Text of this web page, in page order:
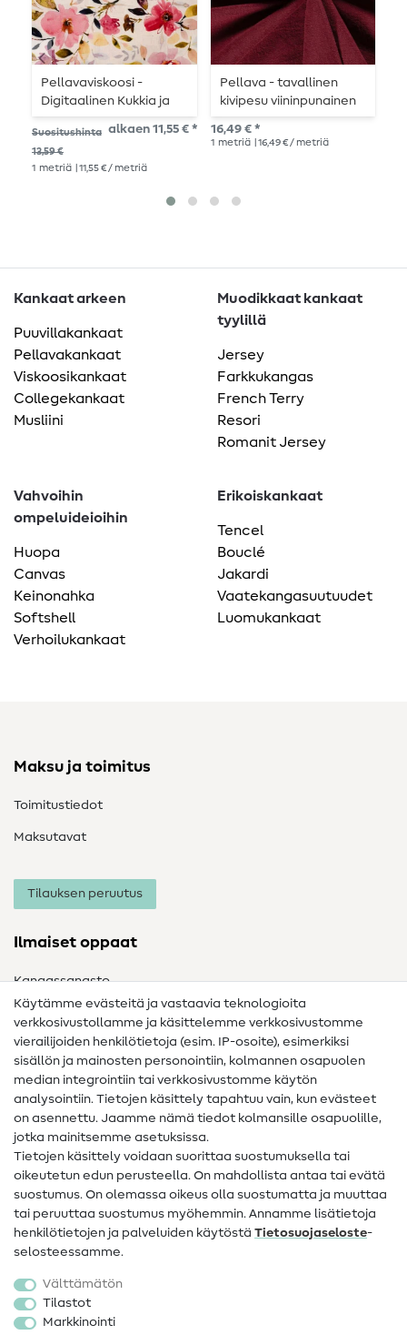
Pellavaviskoosi -
Digitaalinen Kukkia ja
lehtiä Beige
Suositushinta
13,59 €
alkaen 11,55 € *
1 metriä | 11,55 € / metriä
Pellava - tavallinen
kivipesu viininpunainen
16,49 € *
1 metriä | 16,49 € / metriä
Kankaat arkeen
Puuvillakankaat
Pellavakankaat
Viskoosikankaat
Collegekankaat
Musliini
Muodikkaat kankaat
tyylillä
Jersey
Farkkukangas
French Terry
Resori
Romanit Jersey
Vahvoihin
ompeluideioihin
Huopa
Canvas
Keinonahka
Softshell
Verhoilukankaat
Erikoiskankaat
Tencel
Bouclé
Jakardi
Vaatekangasuutuudet
Luomukankaat
Maksu ja toimitus
Toimitustiedot
Maksutavat
Tilauksen peruutus
Ilmaiset oppaat
Kangassanasto
Ompelusanasto
Ompeluohjeet
Apua ja yhteystiedot
Yhteystiedot
Tietoa omistajanvaihdoksesta
Peruutusoikeus
Suosittu
Kankaat
Ompelutarvikkeet
Käytämme evästeitä ja vastaavia teknologioita
verkkosivustollamme ja käsittelemme verkkosivustomme
vierailijoiden henkilötietoja (esim. IP-osoite), esimerkiksi
sisällön ja mainosten personointiin, kolmannen osapuolen
median integrointiin tai verkkosivustomme käytön
analysointiin. Tietojen käsittely tapahtuu vain, kun evästeet
on asennettu. Jaamme nämä tiedot kolmansille osapuolille,
jotka mainitsemme asetuksissa.
Tietojen käsittely voidaan suorittaa suostumuksella tai
oikeutetun edun perusteella. On mahdollista antaa tai evätä
suostumus. On olemassa oikeus olla suostumatta ja muuttaa
tai peruuttaa suostumus myöhemmin. Annamme lisätietoja
henkilötietojen ja palveluiden käytöstä Tietosuojaseloste-
selosteessamme.
Välttämätön
Tilastot
Markkinointi